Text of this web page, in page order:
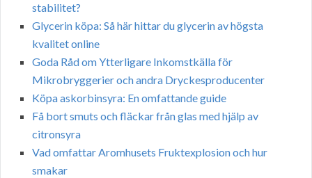
stabilitet?
Glycerin köpa: Så här hittar du glycerin av högsta
kvalitet online
Goda Råd om Ytterligare Inkomstkälla för
Mikrobryggerier och andra Dryckesproducenter
Köpa askorbinsyra: En omfattande guide
Få bort smuts och fläckar från glas med hjälp av
citronsyra
Vad omfattar Aromhusets Fruktexplosion och hur
smakar